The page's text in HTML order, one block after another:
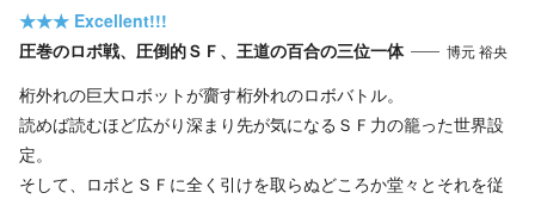
★★★ Excellent!!!
圧巻のロボ戦、圧倒的ＳＦ、王道の百合の三位一体
博元 裕央
桁外れの巨大ロボットが齎す桁外れのロボバトル。
読めば読むほど広がり深まり先が気になるＳＦ力の籠った世界設
定。
そして、ロボとＳＦに全く引けを取らぬどころか堂々とそれを従